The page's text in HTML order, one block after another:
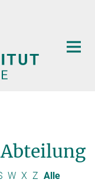
W X Z Alle